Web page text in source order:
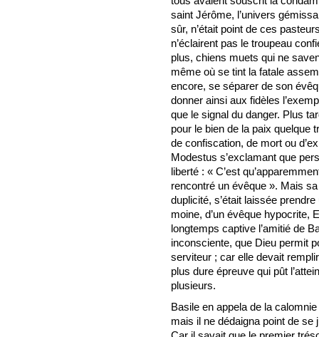
saint Jérôme, l’univers
sûr, n’était point de ces
n’éclairent pas le troupeau
plus, chiens muets qui ne
même où se tint la fatale
encore, se séparer de son
donner ainsi aux fidèles
que le signal du danger. Plus
pour le bien de la paix quelque
de confiscation, de mort ou
Modestus s’exclamant que
liberté : « C’est
rencontré un évêque ». Mais
duplicité, s’était laissée
moine, d’un évêque hypocrite,
longtemps captive l’amitié de
inconsciente, que Dieu permit
serviteur ; car elle devait
plus dure épreuve qui pût
plusieurs.
Basile en appela de la
mais il ne dédaigna point de